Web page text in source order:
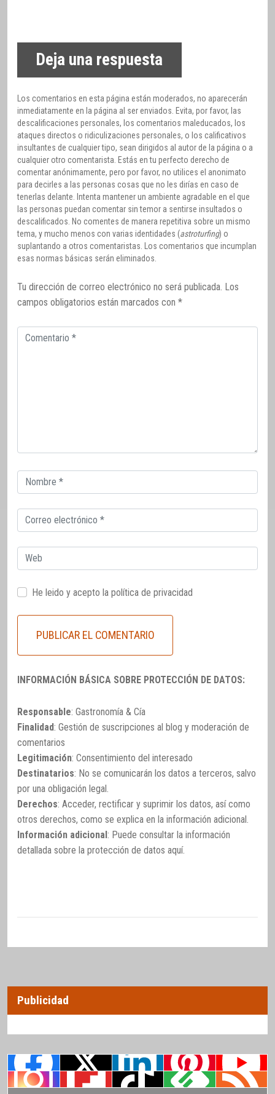
Deja una respuesta
Los comentarios en esta página están moderados, no aparecerán
inmediatamente en la página al ser enviados. Evita, por favor, las
descalificaciones personales, los comentarios maleducados, los
ataques directos o ridiculizaciones personales, o los calificativos
insultantes de cualquier tipo, sean dirigidos al autor de la página o a
cualquier otro comentarista. Estás en tu perfecto derecho de
comentar anónimamente, pero por favor, no utilices el anonimato
para decirles a las personas cosas que no les dirías en caso de
tenerlas delante. Intenta mantener un ambiente agradable en el que
las personas puedan comentar sin temor a sentirse insultados o
descalificados. No comentes de manera repetitiva sobre un mismo
tema, y mucho menos con varias identidades (astroturfing) o
suplantando a otros comentaristas. Los comentarios que incumplan
esas normas básicas serán eliminados.
Tu dirección de correo electrónico no será publicada. Los
campos obligatorios están marcados con *
Comentario
Correo
electrónico
Correo
electrónico
Web
He leido y acepto la política de privacidad
INFORMACIÓN BÁSICA SOBRE PROTECCIÓN DE DATOS:
Responsable: Gastronomía & Cía
Finalidad: Gestión de suscripciones al blog y moderación de
comentarios
Legitimación: Consentimiento del interesado
Destinatarios: No se comunicarán los datos a terceros, salvo
por una obligación legal.
Derechos: Acceder, rectificar y suprimir los datos, así como
otros derechos, como se explica en la información adicional.
Información adicional : Puede consultar la información
detallada sobre la protección de datos aquí.
Publicidad